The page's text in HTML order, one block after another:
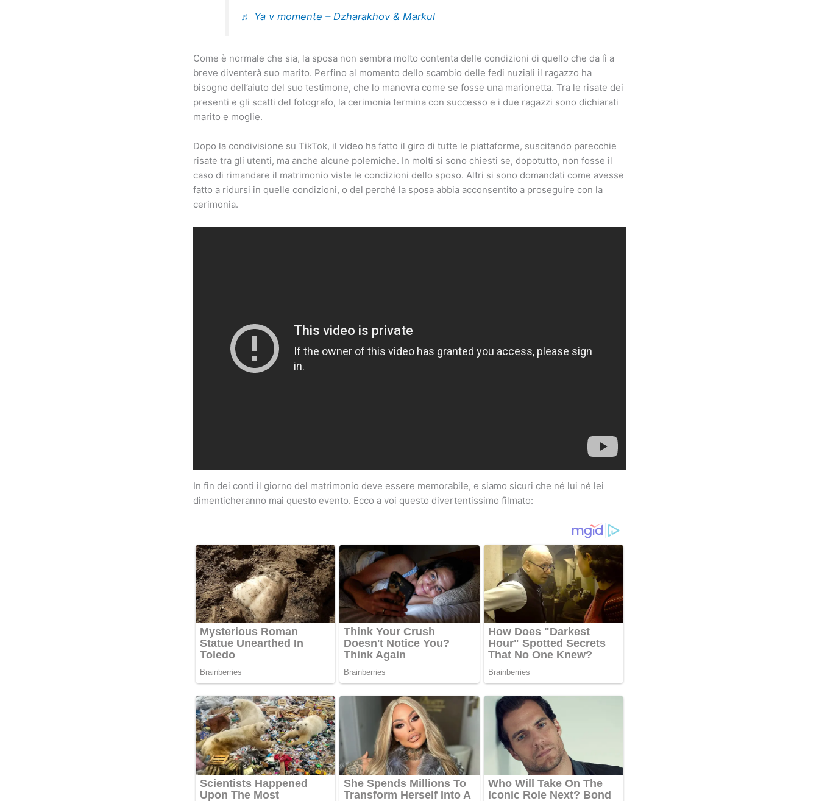
♬ Ya v momente – Dzharakhov & Markul
Come è normale che sia, la sposa non sembra molto contenta delle condizioni di quello che da lì a
breve diventerà suo marito. Perfino al momento dello scambio delle fedi nuziali il ragazzo ha
bisogno dell’aiuto del suo testimone, che lo manovra come se fosse una marionetta. Tra le risate dei
presenti e gli scatti del fotografo, la cerimonia termina con successo e i due ragazzi sono dichiarati
marito e moglie.
Dopo la condivisione su TikTok, il video ha fatto il giro di tutte le piattaforme, suscitando parecchie
risate tra gli utenti, ma anche alcune polemiche. In molti si sono chiesti se, dopotutto, non fosse il
caso di rimandare il matrimonio viste le condizioni dello sposo. Altri si sono domandati come avesse
fatto a ridursi in quelle condizioni, o del perché la sposa abbia acconsentito a proseguire con la
cerimonia.
In fin dei conti il giorno del matrimonio deve essere memorabile, e siamo sicuri che né lui né lei
dimenticheranno mai questo evento. Ecco a voi questo divertentissimo filmato: